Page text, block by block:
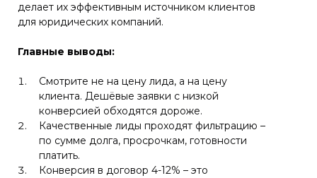
делает их эффективным источником клиентов
для юридических компаний.
Главные выводы:
Смотрите не на цену лида, а на цену
клиента. Дешёвые заявки с низкой
конверсией обходятся дороже.
Качественные лиды проходят фильтрацию –
по сумме долга, просрочкам, готовности
платить.
Конверсия в договор 4-12% – это